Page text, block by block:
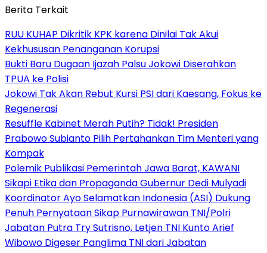
Berita Terkait
RUU KUHAP Dikritik KPK karena Dinilai Tak Akui
Kekhususan Penanganan Korupsi
Bukti Baru Dugaan Ijazah Palsu Jokowi Diserahkan
TPUA ke Polisi
Jokowi Tak Akan Rebut Kursi PSI dari Kaesang, Fokus ke
Regenerasi
Resuffle Kabinet Merah Putih? Tidak! Presiden
Prabowo Subianto Pilih Pertahankan Tim Menteri yang
Kompak
Polemik Publikasi Pemerintah Jawa Barat, KAWANI
Sikapi Etika dan Propaganda Gubernur Dedi Mulyadi
Koordinator Ayo Selamatkan Indonesia (ASI) Dukung
Penuh Pernyataan Sikap Purnawirawan TNI/Polri
Jabatan Putra Try Sutrisno, Letjen TNI Kunto Arief
Wibowo Digeser Panglima TNI dari Jabatan